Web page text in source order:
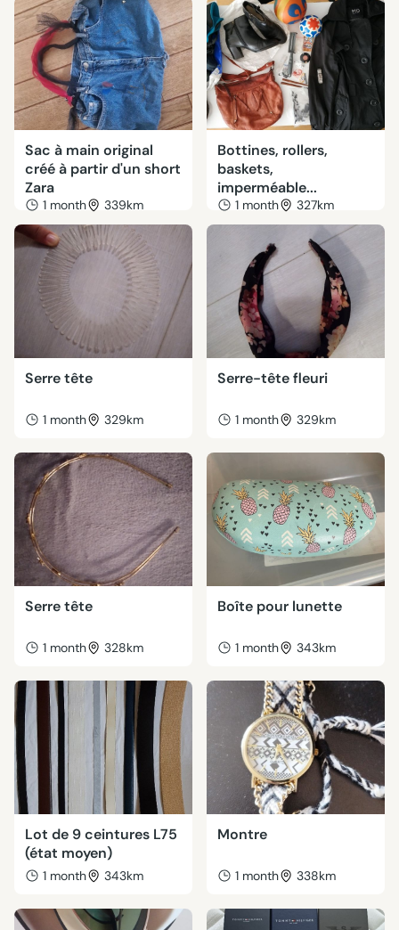
Sac à main original
créé à partir d'un short
Zara
1 month 339km
Bottines, rollers,
baskets,
imperméable...
1 month 327km
Serre tête
1 month 329km
Serre-tête fleuri
1 month 329km
Serre tête
1 month 328km
Boîte pour lunette
1 month 343km
Lot de 9 ceintures L75
(état moyen)
1 month 343km
Montre
1 month 338km